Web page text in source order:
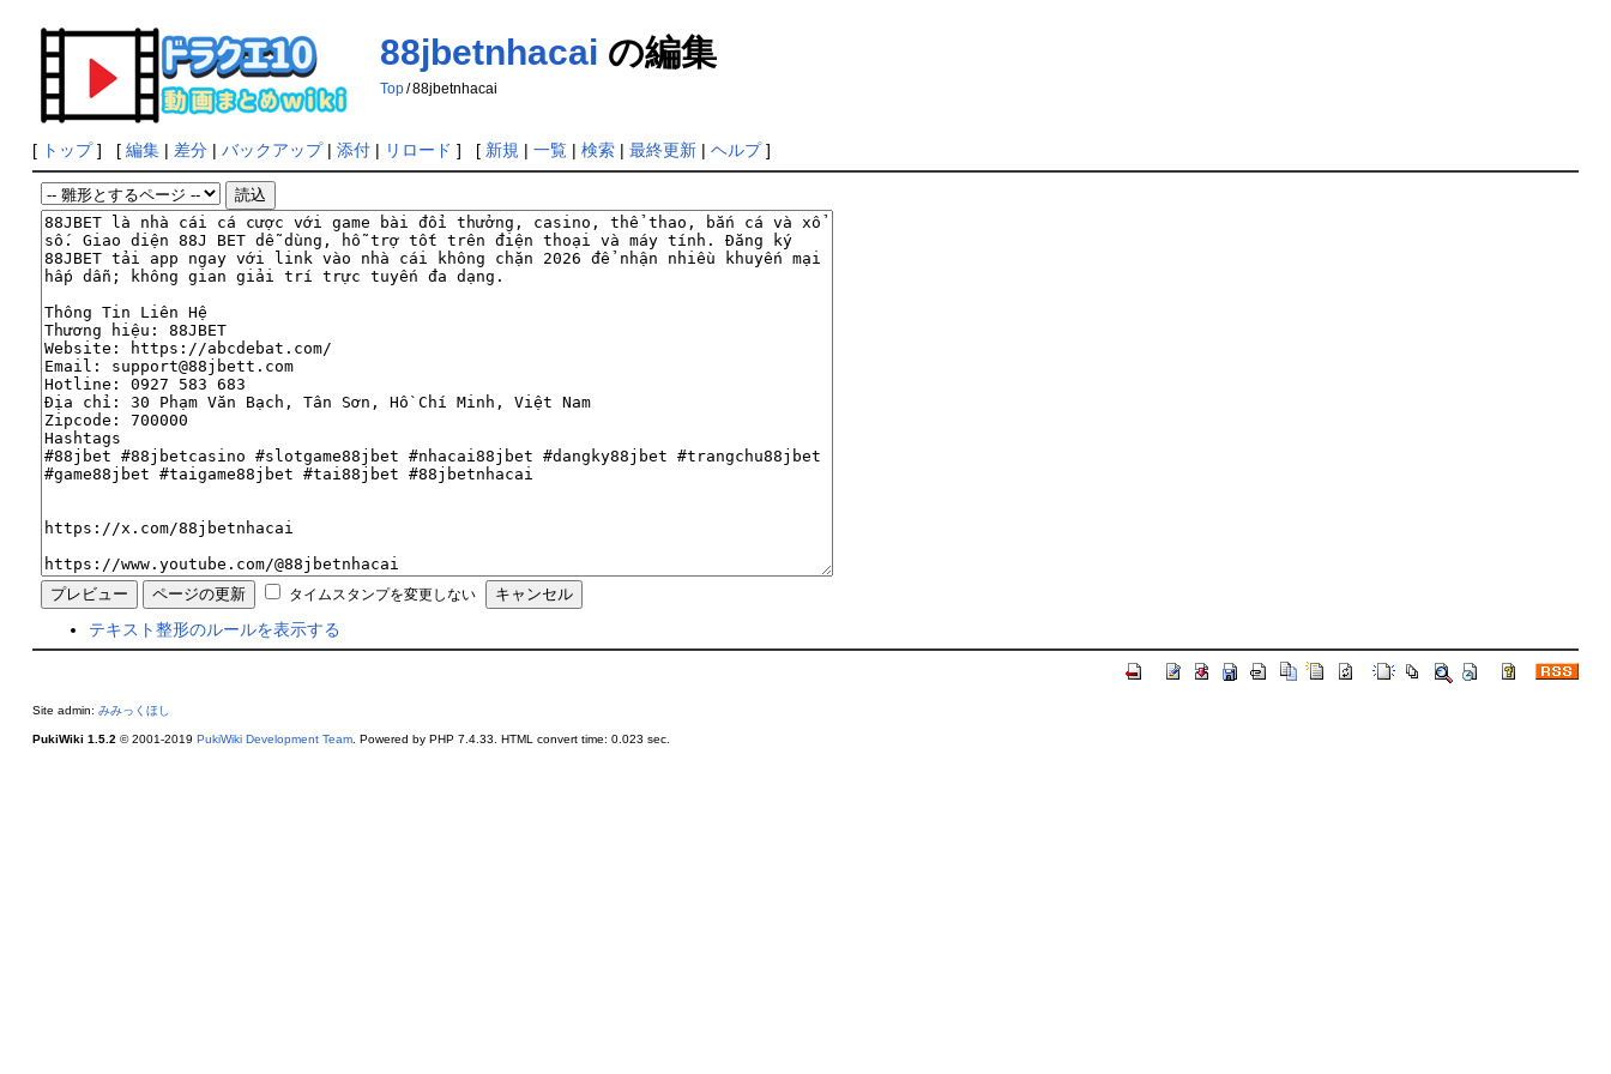
88jbetnhacai の編集
Top/88jbetnhacai
[ トップ] [ 編集| 差分| バックアップ| 添付| リロード ] [ 新規 | 一覧| 検索| 最終更新| ヘルプ]
タイムスタンプを変更しない
テキスト整形のルールを表示する
Site admin: みみっくほし
PukiWiki 1.5.2 © 2001-2019 PukiWiki Development Team. Powered by PHP 7.4.33. HTML convert time: 0.023 sec.